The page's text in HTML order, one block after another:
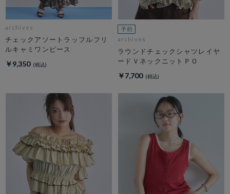
archives
チェックアソートラッフルフリ
ルキャミワンピース
￥9,350
archives
ラウンドチェックシャツレイヤ
ードＶネックニットＰＯ
￥7,700